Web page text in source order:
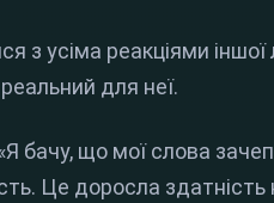
з усіма реакціями
для неї.
бачу, що мої слова
Це доросла здатність